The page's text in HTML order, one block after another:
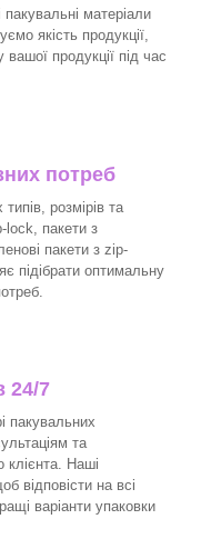
матеріали
якість продукції,
продукції під час
потреб
розмірів та
lock, пакети з
пакети з zip-
підібрати оптимальну
24/7
пакувальних
та
клієнта. Наші
відповісти на всі
варіанти упаковки